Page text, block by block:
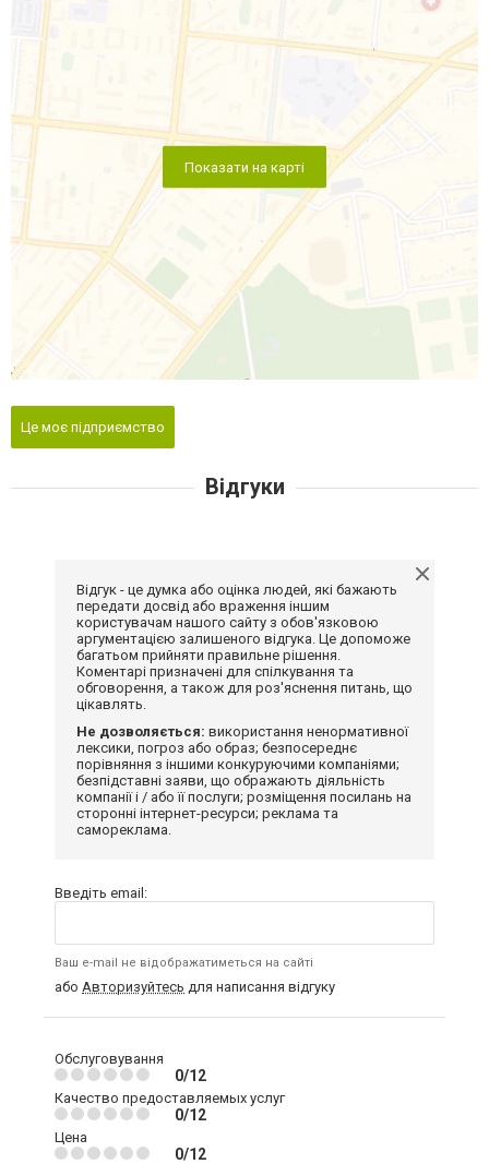
Показати на карті
Це моє підприємство
Відгуки
Відгук - це думка або оцінка людей, які бажають
передати досвід або враження іншим
користувачам нашого сайту з обов'язковою
аргументацією залишеного відгука. Це допоможе
багатьом прийняти правильне рішення.
Коментарі призначені для спілкування та
обговорення, а також для роз'яснення питань, що
цікавлять.
Не дозволяється: використання ненормативної
лексики, погроз або образ; безпосереднє
порівняння з іншими конкуруючими компаніями;
безпідставні заяви, що ображають діяльність
компанії і / або її послуги; розміщення посилань на
сторонні інтернет-ресурси; реклама та
самореклама.
Введіть email:
Ваш e-mail не відображатиметься на сайті
або Авторизуйтесь для написання відгуку
Обслуговування
0/12
Качество предоставляемых услуг
0/12
Цена
0/12